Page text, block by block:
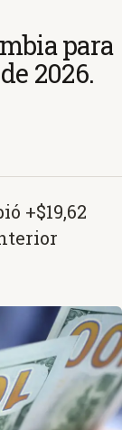
para
2026.
+$19,62